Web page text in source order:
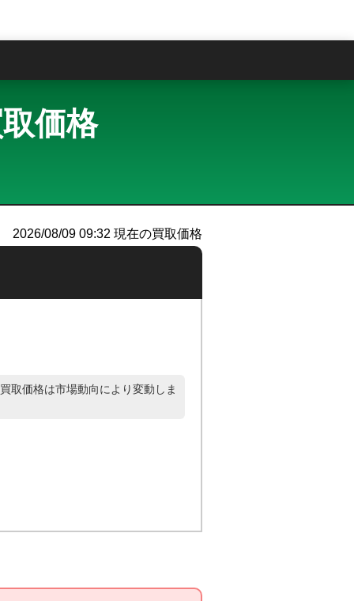
価格
2026/08/09 09:32 現在の買取価格
取価格は市場動向により変動しま